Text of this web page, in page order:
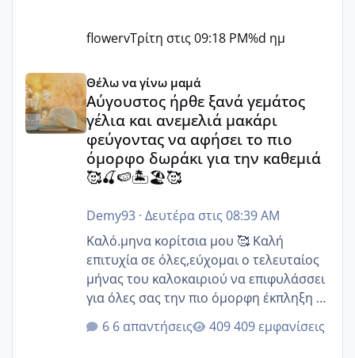
flowervΤρίτη στις 09:18 PM%d ημ
Αύγουστος ήρθε ξανά γεμάτος γέλια και ανεμελιά
Θέλω να γίνω μαμά
Αύγουστος ήρθε ξανά γεμάτος
γέλια και ανεμελιά μακάρι
φεύγοντας να αφήσει το πιο
όμορφο δωράκι για την καθεμιά
🥰🍒🍉🏝️🏖️🥰
Demy93· Δευτέρα στις 08:39 AM
Καλό.μηνα κορίτσια μου 🥰 Καλή
επιτυχία σε όλες,εύχομαι ο τελευταίος
μήνας του καλοκαιριού να επιφυλάσσει
για όλες σας την πιο όμορφη έκπληξη 🧿
@Elk @Melikara86 @Παρασκευαιδου
@Zenia z @melitiniღ @Christi.D.
6 απαντήσεις 409 εμφανίσεις